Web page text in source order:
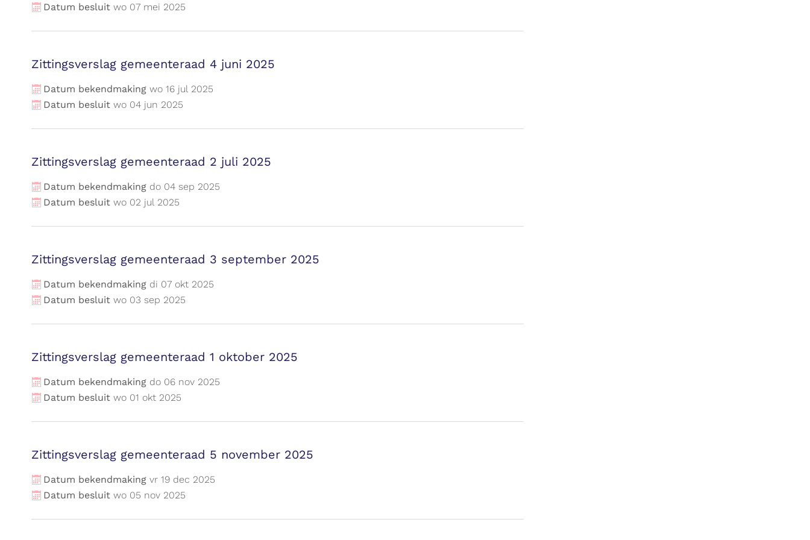
Datum besluit wo 07 mei 2025
Zittingsverslag gemeenteraad 4 juni 2025
Datum bekendmaking wo 16 jul 2025
Datum besluit wo 04 jun 2025
Zittingsverslag gemeenteraad 2 juli 2025
Datum bekendmaking do 04 sep 2025
Datum besluit wo 02 jul 2025
Zittingsverslag gemeenteraad 3 september 2025
Datum bekendmaking di 07 okt 2025
Datum besluit wo 03 sep 2025
Zittingsverslag gemeenteraad 1 oktober 2025
Datum bekendmaking do 06 nov 2025
Datum besluit wo 01 okt 2025
Zittingsverslag gemeenteraad 5 november 2025
Datum bekendmaking vr 19 dec 2025
Datum besluit wo 05 nov 2025